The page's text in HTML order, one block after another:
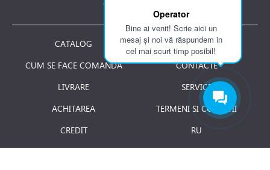
Operator
Bine ai venit! Scrie aici un
mesaj și noi vă răspundem in
cel mai scurt timp posibil!
Tel.: 061 007 744
CATALOG
CUM SE FACE COMANDA
LIVRARE
ACHITAREA
CREDIT
RETURNAREA PRODUSULUI
DESPRE NOI
CONTACTE
SERVICE
TERMENI SI CONDITII
RU
JOBURI